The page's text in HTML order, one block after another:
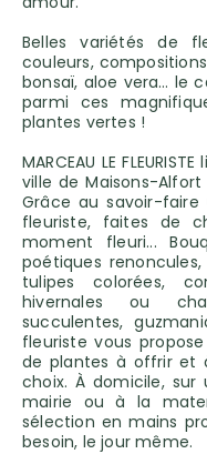
Belles variétés de
couleurs,
bonsaï, aloe vera… le
parmi ces
plantes vertes !
MARCEAU LE
ville de Maisons-
Grâce au savoir-
fleuriste, faites de
moment fleuri...
poétiques
tulipes colorées,
hivernales ou
succulentes,
fleuriste vous
de plantes à offrir et
choix. À domicile,
mairie ou à la
sélection en mains
besoin, le jour même.